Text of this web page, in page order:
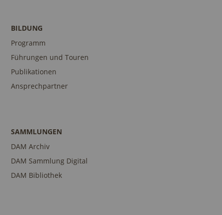
BILDUNG
Programm
Führungen und Touren
Publikationen
Ansprechpartner
SAMMLUNGEN
DAM Archiv
DAM Sammlung Digital
DAM Bibliothek